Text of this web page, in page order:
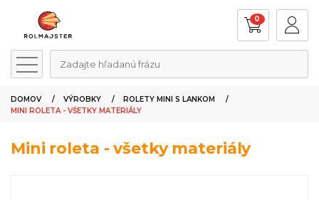
Zadajte hľadanú frázu
0
DOMOV VÝROBKY
ROLETY MINI S LANKOM
MINI ROLETA - VŠETKY MATERIÁLY
Mini roleta - všetky materiály